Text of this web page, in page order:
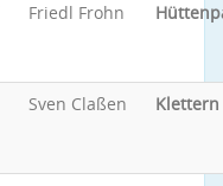
Friedl Frohn
Sven Claßen Klettern